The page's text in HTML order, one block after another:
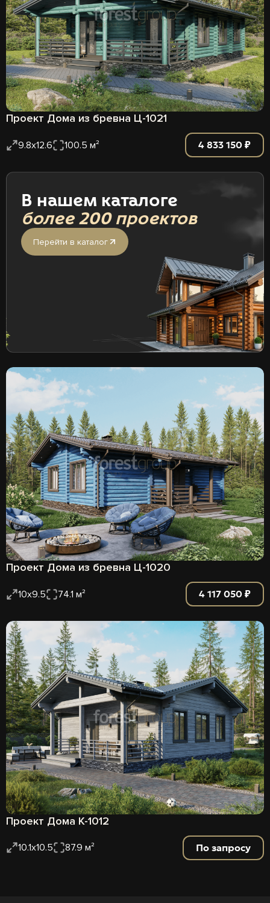
Проект Дома из бревна Ц-1021
9.8x12.6 100.5 м² 4 833 150 ₽
В нашем каталоге
более 200 проектов
Перейти в каталог
Проект Дома из бревна Ц-1020
10х9.5 74.1 м² 4 117 050 ₽
Проект Дома К-1012
10.1x10.5 87.9 м² По запросу